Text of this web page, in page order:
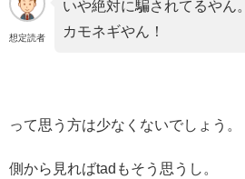
想定読者
いや絶対に騙されてるやん。
カモネギやん！
って思う方は少なくないでしょう。
側から見ればtadもそう思うし。